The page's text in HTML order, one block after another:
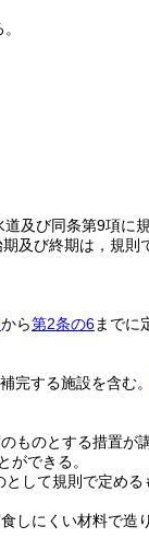
及び同条第9項に
及び終期は，規則
から第2条の6までに
完する施設を含む。
ものとする措置が
できる。
して規則で定める
しにくい材料で造